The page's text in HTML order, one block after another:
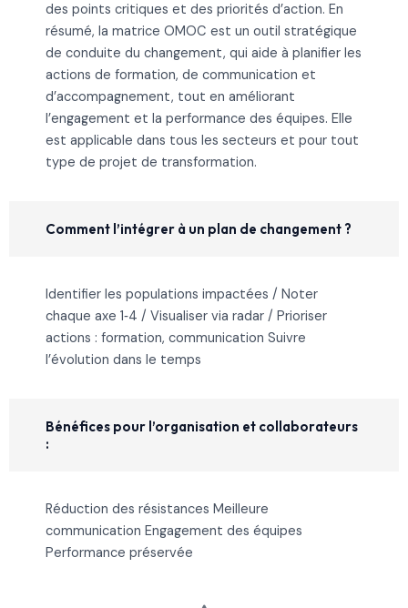
des points critiques et des priorités d’action. En
résumé, la matrice OMOC est un outil stratégique
de conduite du changement, qui aide à planifier les
actions de formation, de communication et
d’accompagnement, tout en améliorant
l’engagement et la performance des équipes. Elle
est applicable dans tous les secteurs et pour tout
type de projet de transformation.
Comment l’intégrer à un plan de changement ?
Identifier les populations impactées / Noter
chaque axe 1‑4 / Visualiser via radar / Prioriser
actions : formation, communication Suivre
l’évolution dans le temps
Bénéfices pour l’organisation et collaborateurs
:
Réduction des résistances Meilleure
communication Engagement des équipes
Performance préservée